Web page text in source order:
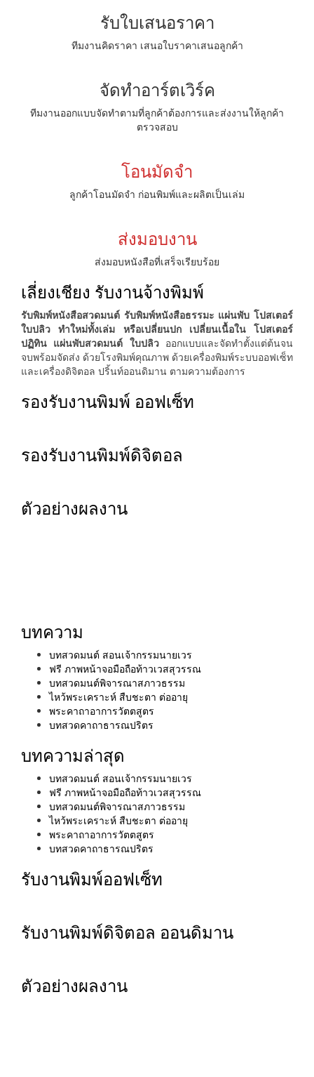
รับใบเสนอราคา
ทีมงานคิดราคา เสนอใบราคาเสนอลูกค้า
จัดทำอาร์ตเวิร์ค
ทีมงานออกแบบจัดทำตามที่ลูกค้าต้องการและส่งงานให้ลูกค้า
ตรวจสอบ
โอนมัดจำ
ลูกค้าโอนมัดจำ ก่อนพิมพ์และผลิตเป็นเล่ม
ส่งมอบงาน
ส่งมอบหนังสือที่เสร็จเรียบร้อย
เลี่ยงเชียง รับงานจ้างพิมพ์
รับพิมพ์หนังสือสวดมนต์ รับพิมพ์หนังสือธรรมะ แผ่นพับ โปสเตอร์
ใบปลิว ทำใหม่ทั้งเล่ม หรือเปลี่ยนปก เปลี่ยนเนื้อใน โปสเตอร์
ปฏิทิน แผ่นพับสวดมนต์ ใบปลิว ออกแบบและจัดทำตั้งแต่ต้นจน
จบพร้อมจัดส่ง ด้วยโรงพิมพ์คุณภาพ ด้วยเครื่องพิมพ์ระบบออฟเซ็ท
และเครื่องดิจิตอล ปริ้นท์ออนดิมาน ตามความต้องการ
รองรับงานพิมพ์ ออฟเซ็ท
รองรับงานพิมพ์ดิจิตอล
ตัวอย่างผลงาน
บทความ
บทสวดมนต์ สอนเจ้ากรรมนายเวร
ฟรี ภาพหน้าจอมือถือท้าวเวสสุวรรณ
บทสวดมนต์พิจารณาสภาวธรรม
ไหว้พระเคราะห์ สืบชะตา ต่ออายุ
พระคาถาอาการวัตตสูตร
บทสวดคาถาธารณปริตร
บทความล่าสุด
บทสวดมนต์ สอนเจ้ากรรมนายเวร
ฟรี ภาพหน้าจอมือถือท้าวเวสสุวรรณ
บทสวดมนต์พิจารณาสภาวธรรม
ไหว้พระเคราะห์ สืบชะตา ต่ออายุ
พระคาถาอาการวัตตสูตร
บทสวดคาถาธารณปริตร
รับงานพิมพ์ออฟเซ็ท
รับงานพิมพ์ดิจิตอล ออนดิมาน
ตัวอย่างผลงาน